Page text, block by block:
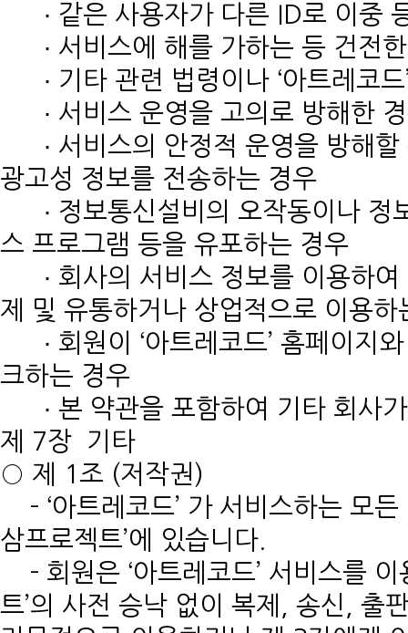
∙ 같은 사용자가 다른 ID로 이중
∙ 서비스에 해를 가하는 등 건전
∙ 기타 관련 법령이나 ‘아트레코드
∙ 서비스 운영을 고의로 방해한
∙ 서비스의 안정적 운영을 방해할
광고성 정보를 전송하는 경우
∙ 정보통신설비의 오작동이나 정
스 프로그램 등을 유포하는 경우
∙ 회사의 서비스 정보를 이용하여
제 및 유통하거나 상업적으로 이용하
∙ 회원이 ‘아트레코드’ 홈페이지
크하는 경우
∙ 본 약관을 포함하여 기타 회사
제 7장 기타
○ 제 1조 (저작권)
- ‘아트레코드’ 가 서비스하는 모
삼프로젝트’에 있습니다.
- 회원은 ‘아트레코드’ 서비스를 이
트’의 사전 승낙 없이 복제, 송신, 출